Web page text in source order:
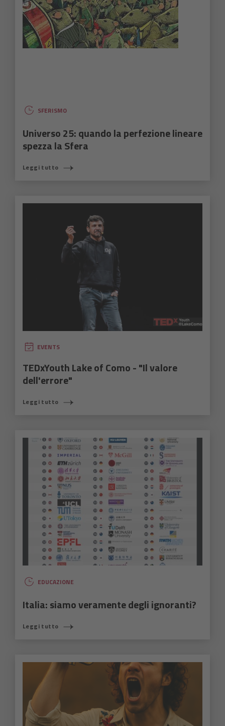
SFERISMO
Universo 25: quando la perfezione lineare
spezza la Sfera
Leggi tutto
EVENTS
TEDxYouth Lake of Como - "Il valore
dell'errore"
Leggi tutto
EDUCAZIONE
Italia: siamo veramente degli ignoranti?
Leggi tutto